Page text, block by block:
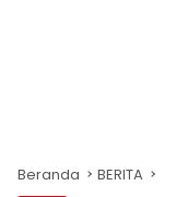
Beranda BERITA